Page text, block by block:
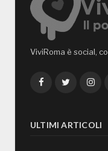
ViviRoma è social,
FacebookTwitter
ULTIMI ARTICOLI